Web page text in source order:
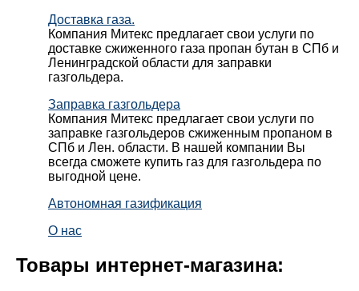
Доставка газа.
Компания Митекс предлагает свои услуги по
доставке сжиженного газа пропан бутан в СПб и
Ленинградской области для заправки
газгольдера.
Заправка газгольдера
Компания Митекс предлагает свои услуги по
заправке газгольдеров сжиженным пропаном в
СПб и Лен. области. В нашей компании Вы
всегда сможете купить газ для газгольдера по
выгодной цене.
Автономная газификация
О нас
Товары интернет-магазина: